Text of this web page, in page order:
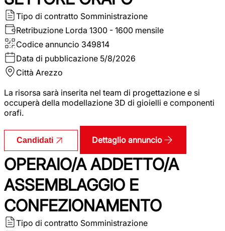
Tipo di contratto Somministrazione
Retribuzione Lorda 1300 - 1600 mensile
Codice annuncio 349814
Data di pubblicazione 5/8/2026
Città Arezzo
La risorsa sarà inserita nel team di progettazione e si
occuperà della modellazione 3D di gioielli e componenti
orafi.
Candidati Dettaglio annuncio
OPERAIO/A ADDETTO/A
ASSEMBLAGGIO E
CONFEZIONAMENTO
Tipo di contratto Somministrazione